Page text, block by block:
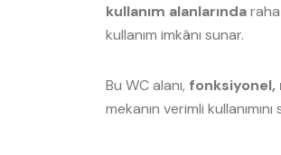
kullanım alanlarında
kullanım imkânı sunar.
Bu WC alanı, fonksiyonel,
mekanın verimli